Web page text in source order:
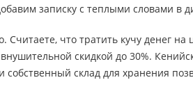
записку с теплыми словами в
Считаете, что тратить кучу денег
скидкой до 30%.
собственный склад для хранения